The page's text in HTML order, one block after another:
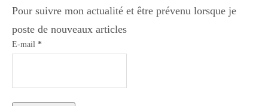
Pour suivre mon actualité et être prévenu lorsque je
poste de nouveaux articles
E-mail *